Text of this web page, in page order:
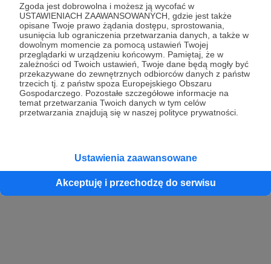
Zgoda jest dobrowolna i możesz ją wycofać w
USTAWIENIACH ZAAWANSOWANYCH, gdzie jest także
opisane Twoje prawo żądania dostępu, sprostowania,
usunięcia lub ograniczenia przetwarzania danych, a także w
dowolnym momencie za pomocą ustawień Twojej
przeglądarki w urządzeniu końcowym. Pamiętaj, że w
zależności od Twoich ustawień, Twoje dane będą mogły być
przekazywane do zewnętrznych odbiorców danych z państw
trzecich tj. z państw spoza Europejskiego Obszaru
Gospodarczego. Pozostałe szczegółowe informacje na
temat przetwarzania Twoich danych w tym celów
przetwarzania znajdują się w naszej polityce prywatności.
Ustawienia zaawansowane
Akceptuję i przechodzę do serwisu
Kontynuuj z Google
Kontynuuj z Facebook
Kontynuuj z Apple
konta przez osobę niepełnoletnią” dostępny w regulaminie Patronite.pl